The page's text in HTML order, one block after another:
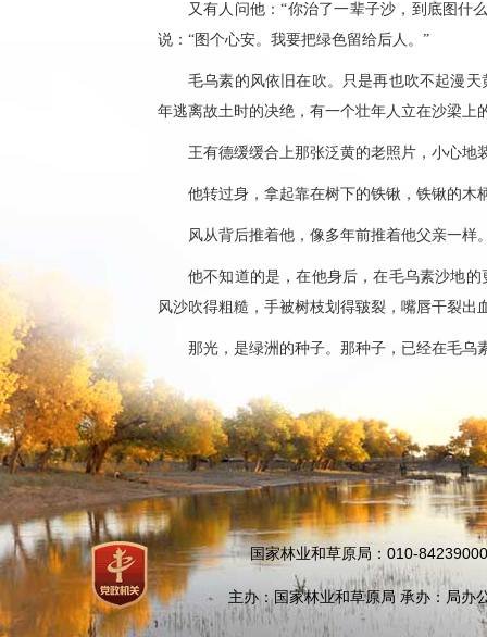
又有人问他：“你治了一辈子沙，到底图什
说：“图个心安。我要把绿色留给后人。”
毛乌素的风依旧在吹。只是再也吹不起漫
年逃离故土时的决绝，有一个壮年人立在沙梁
王有德缓缓合上那张泛黄的老照片，小心地
他转过身，拿起靠在树下的铁锹，铁锹的木
风从背后推着他，像多年前推着他父亲一样
他不知道的是，在他身后，在毛乌素沙地
风沙吹得粗糙，手被树枝划得皲裂，嘴唇干裂
那光，是绿洲的种子。那种子，已经在毛乌
国家林业和草原局：010-
主办：国家林业和草原局 承办：局办